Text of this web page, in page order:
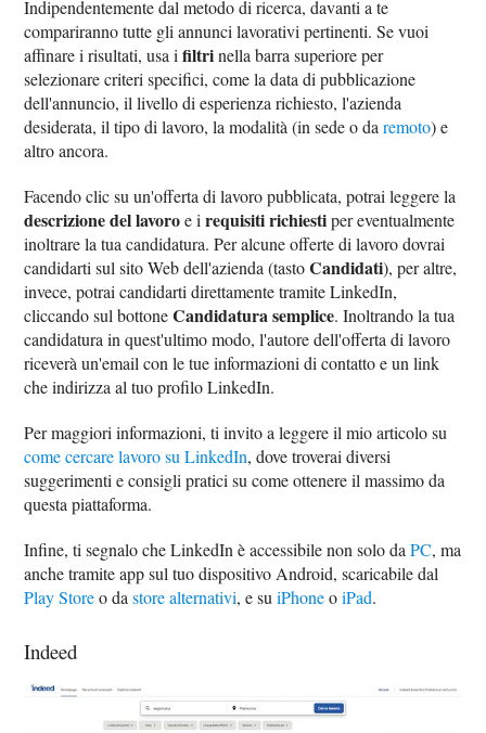
Indipendentemente dal metodo di ricerca, davanti a te
compariranno tutte gli annunci lavorativi pertinenti. Se vuoi
affinare i risultati, usa ifiltrinella barra superiore per
selezionare criteri specifici, come la data di pubblicazione
dell'annuncio, il livello di esperienza richiesto, l'azienda
desiderata, il tipo di lavoro, la modalità (in sede o daremoto) e
altro ancora.
Facendo clic su un'offerta di lavoro pubblicata, potrai leggere la
descrizione del lavoroe irequisiti richiestiper eventualmente
inoltrare la tua candidatura. Per alcune offerte di lavoro dovrai
candidarti sul sito Web dell'azienda (tastoCandidati), per altre,
invece, potrai candidarti direttamente tramite LinkedIn,
cliccando sul bottoneCandidatura semplice. Inoltrando la tua
candidatura in quest'ultimo modo, l'autore dell'offerta di lavoro
riceverà un'email con le tue informazioni di contatto e un link
che indirizza al tuo profilo LinkedIn.
Per maggiori informazioni, ti invito a leggere il mio articolo su
come cercare lavoro su LinkedIn, dove troverai diversi
suggerimenti e consigli pratici su come ottenere il massimo da
questa piattaforma.
Infine, ti segnalo che LinkedIn è accessibile non solo daPC, ma
anche tramite app sul tuo dispositivo Android, scaricabile dal
Play Storeo dastore alternativi, e suiPhoneoiPad.
Indeed